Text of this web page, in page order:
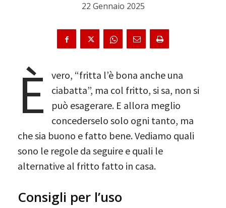
22 Gennaio 2025
È
vero, “fritta l’è bona anche una
ciabatta”, ma col fritto, si sa, non si
può esagerare. E allora meglio
concederselo solo ogni tanto, ma
che sia buono e fatto bene. Vediamo quali
sono le regole da seguire e quali le
alternative al fritto fatto in casa.
Consigli per l’uso